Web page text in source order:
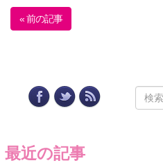
« 前の記事
最近の記事